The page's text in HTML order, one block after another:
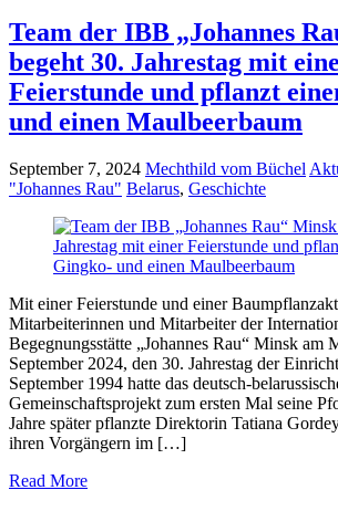
Team der IBB „Johannes
begeht 30. Jahrestag mit
Feierstunde und pflanzt
und einen Maulbeerbaum
September 7, 2024 Mechthild vom Büchel
"Johannes Rau" Belarus, Geschichte
Mit einer Feierstunde und einer
Mitarbeiterinnen und Mitarbeiter der
Begegnungsstätte „Johannes Rau“ Minsk am
September 2024, den 30. Jahrestag der
September 1994 hatte das deutsch-
Gemeinschaftsprojekt zum ersten Mal seine
Jahre später pflanzte Direktorin Tatiana
ihren Vorgängern im […]
Read More